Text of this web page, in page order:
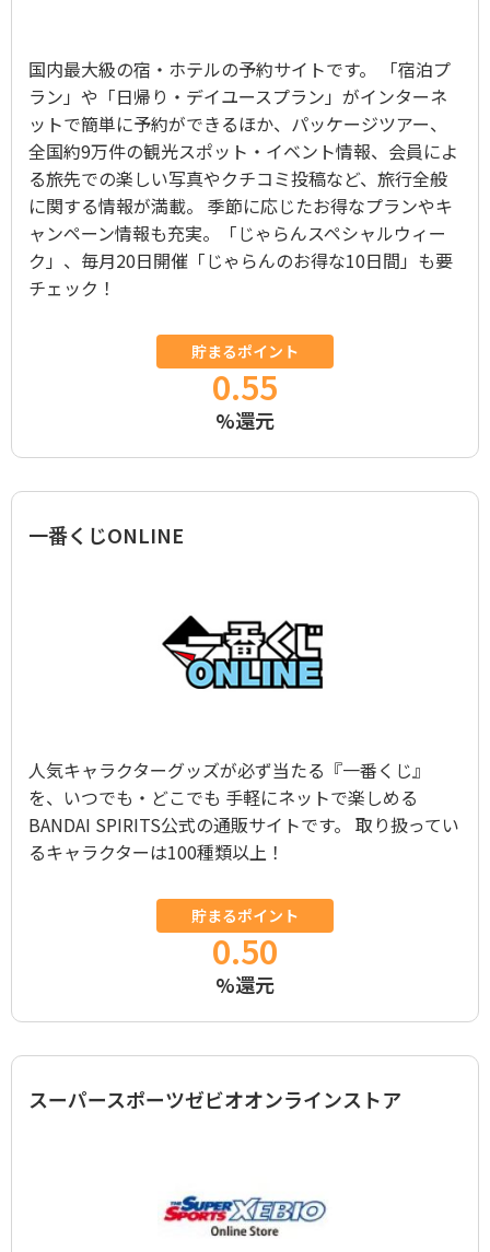
国内最大級の宿・ホテルの予約サイトです。 「宿泊プ
ラン」や「日帰り・デイユースプラン」がインターネ
ットで簡単に予約ができるほか、パッケージツアー、
全国約9万件の観光スポット・イベント情報、会員によ
る旅先での楽しい写真やクチコミ投稿など、旅行全般
に関する情報が満載。 季節に応じたお得なプランやキ
ャンペーン情報も充実。「じゃらんスペシャルウィー
ク」、毎月20日開催「じゃらんのお得な10日間」も要
チェック！
貯まるポイント
0.55
%還元
一番くじONLINE
人気キャラクターグッズが必ず当たる『一番くじ』
を、いつでも・どこでも 手軽にネットで楽しめる
BANDAI SPIRITS公式の通販サイトです。 取り扱ってい
るキャラクターは100種類以上！
貯まるポイント
0.50
%還元
スーパースポーツゼビオオンラインストア